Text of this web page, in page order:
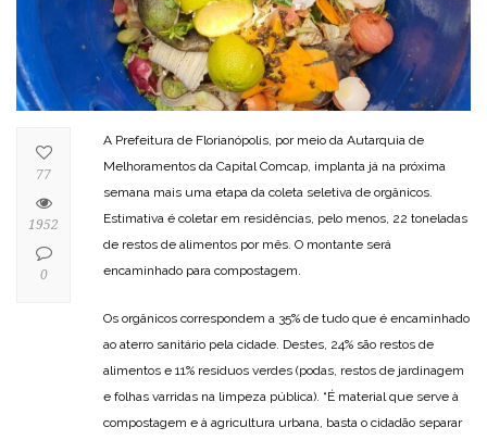
A Prefeitura de Florianópolis, por meio da Autarquia de
Melhoramentos da Capital Comcap, implanta já na próxima
semana mais uma etapa da coleta seletiva de orgânicos.
Estimativa é coletar em residências, pelo menos, 22 toneladas
de restos de alimentos por mês. O montante será
encaminhado para compostagem.
Os orgânicos correspondem a 35% de tudo que é encaminhado
ao aterro sanitário pela cidade. Destes, 24% são restos de
alimentos e 11% resíduos verdes (podas, restos de jardinagem
e folhas varridas na limpeza pública). “É material que serve à
compostagem e à agricultura urbana, basta o cidadão separar
77
1952
0